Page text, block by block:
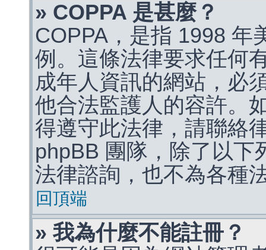
» COPPA 是甚麼？
COPPA，是指 1998 年
例。這條法律要求任何
成年人資訊的網站，必
他合法監護人的容許。
得遵守此法律，請聯絡
phpBB 團隊，除了以下
法律諮詢，也不為各種
回頂端
» 我為什麼不能註冊？